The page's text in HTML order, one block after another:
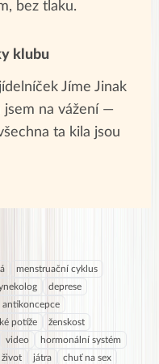
bez tlaku.
klubu
Jíme Jinak
jsem na vážení —
ta kila jsou
menstruační cyklus
deprese
antikoncepce
potíže
ženskost
video
hormonální systém
život játra
chuť na sex